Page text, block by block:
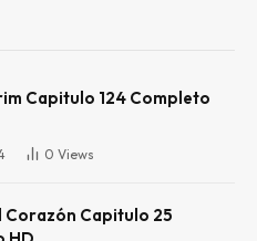
Capitulo 124 Completo
0 Views
Corazón Capitulo 25